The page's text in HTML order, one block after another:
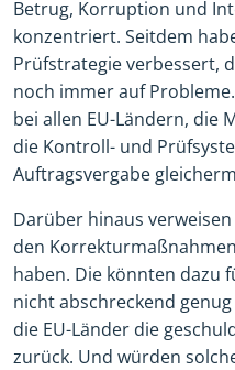
Betrug, Korruption und
konzentriert. Seitdem
Prüfstrategie verbessert,
noch immer auf
bei allen EU-Ländern, die
die Kontroll- und
Auftragsvergabe
Darüber hinaus
den
haben. Die könnten dazu
nicht abschreckend
die EU-Länder die
zurück. Und würden